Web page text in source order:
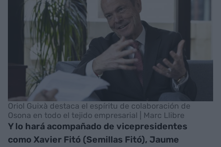
Oriol Guixà destaca el espíritu de colaboración de
Osona en todo el tejido empresarial | Marc Llibre
Y lo hará acompañado de vicepresidentes
como Xavier Fitó (Semillas Fitó), Jaume